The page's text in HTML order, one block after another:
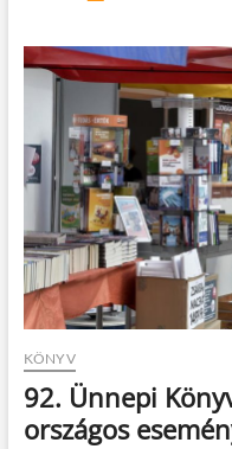
új,
egyben
kötete
KÖNYV
92. Ünnepi
országos